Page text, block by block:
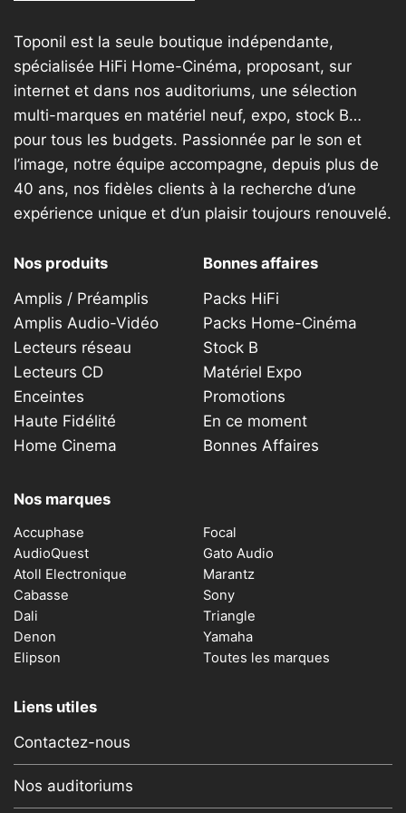
Toponil est la seule boutique indépendante,
spécialisée HiFi Home-Cinéma, proposant, sur
internet et dans nos auditoriums, une sélection
multi-marques en matériel neuf, expo, stock B…
pour tous les budgets. Passionnée par le son et
l’image, notre équipe accompagne, depuis plus de
40 ans, nos fidèles clients à la recherche d’une
expérience unique et d’un plaisir toujours renouvelé.
Nos produits
Amplis / Préamplis
Amplis Audio-Vidéo
Lecteurs réseau
Lecteurs CD
Enceintes
Haute Fidélité
Home Cinema
Bonnes affaires
Packs HiFi
Packs Home-Cinéma
Stock B
Matériel Expo
Promotions
En ce moment
Bonnes Affaires
Nos marques
Accuphase
AudioQuest
Atoll Electronique
Cabasse
Dali
Denon
Elipson
Focal
Gato Audio
Marantz
Sony
Triangle
Yamaha
Toutes les marques
Liens utiles
Contactez-nous
Nos auditoriums